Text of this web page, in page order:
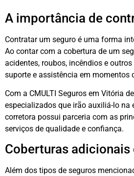
A importância de
Contratar um seguro é uma forma
Ao contar com a cobertura de um
acidentes, roubos, incêndios e
suporte e assistência em momentos
Com a CMULTI Seguros em Vitória
especializados que irão auxiliá-lo na
corretora possui parceria com as
serviços de qualidade e confiança.
Coberturas
Além dos tipos de seguros